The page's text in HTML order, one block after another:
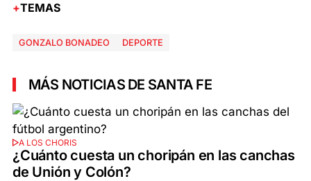
TEMAS
GONZALO BONADEO DEPORTE
MÁS NOTICIAS DE SANTA FE
A LOS CHORIS
¿Cuánto cuesta un choripán en las canchas
de Unión y Colón?